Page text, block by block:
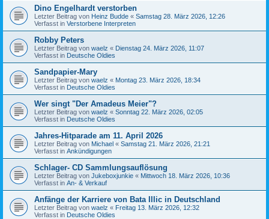
Dino Engelhardt verstorben
Letzter Beitrag von Heinz Budde « Samstag 28. März 2026, 12:26
Verfasst in Verstorbene Interpreten
Robby Peters
Letzter Beitrag von waelz « Dienstag 24. März 2026, 11:07
Verfasst in Deutsche Oldies
Sandpapier-Mary
Letzter Beitrag von waelz « Montag 23. März 2026, 18:34
Verfasst in Deutsche Oldies
Wer singt "Der Amadeus Meier"?
Letzter Beitrag von waelz « Sonntag 22. März 2026, 02:05
Verfasst in Deutsche Oldies
Jahres-Hitparade am 11. April 2026
Letzter Beitrag von Michael « Samstag 21. März 2026, 21:21
Verfasst in Ankündigungen
Schlager- CD Sammlungsauflösung
Letzter Beitrag von Jukeboxjunkie « Mittwoch 18. März 2026, 10:36
Verfasst in An- & Verkauf
Anfänge der Karriere von Bata Illic in Deutschland
Letzter Beitrag von waelz « Freitag 13. März 2026, 12:32
Verfasst in Deutsche Oldies